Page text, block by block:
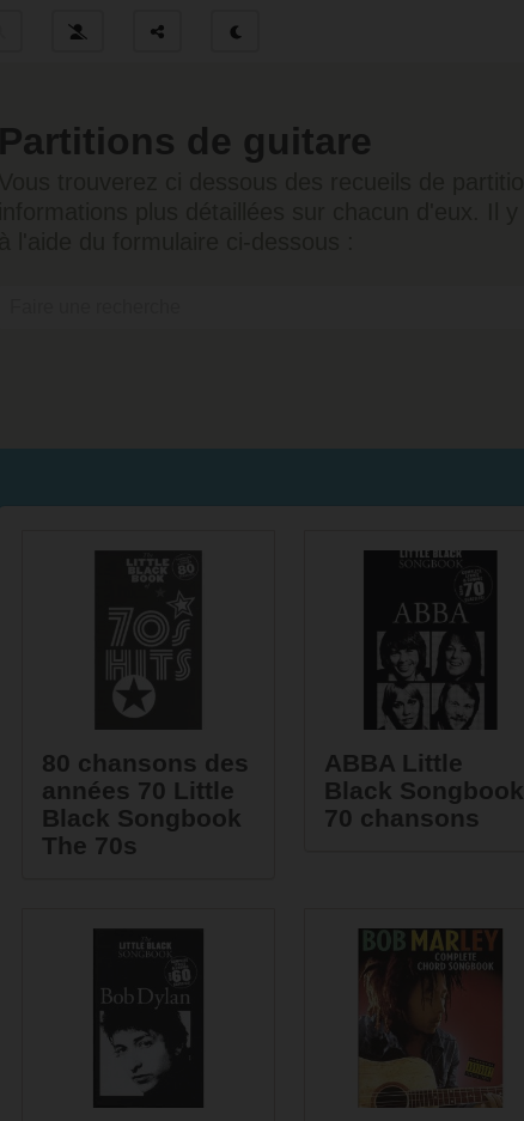
Partitions de guitare
80 chansons des
années 70 Little
Black Songbook
The 70s
ABBA Little
Black Songbook
70 chansons